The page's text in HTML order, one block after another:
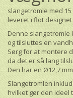
slangetromle med
leveret i flot
Denne
og tilsluttes en
Sørg for at montere
da det er så lang
Den har en Ø12,7
Slangetromlen
hvilket gør den ideel